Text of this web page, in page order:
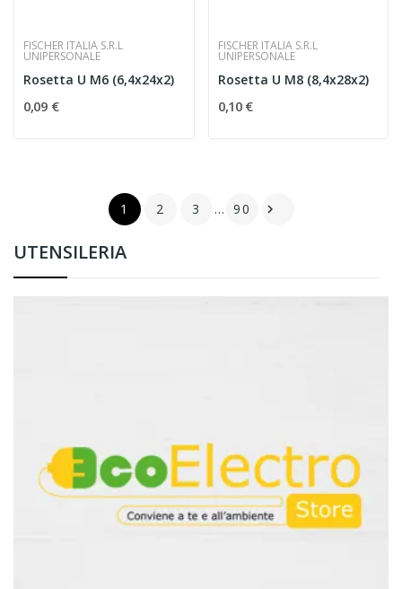
UTENSILERIA
FISCHER ITALIA S.R.L
UNIPERSONALE
Rosetta U M6 (6,4x24x2)
0,09 €
FISCHER ITALIA S.R.L
UNIPERSONALE
Rosetta U M8 (8,4x28x2)
0,10 €
1 2 3 … 90 